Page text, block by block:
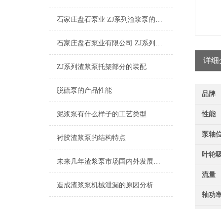
石家庄盘石泵业 ZJ系列渣浆泵的特点及其应用
石家庄盘石泵业有限公司 ZJ系列渣浆泵工作原理
ZJ系列渣浆泵托架部分的装配
脱硫泵的产品性能
泥浆泵有什么样子的工艺类型
衬胶渣浆泵的结构特点
未来几年渣浆泵市场国内外发展前景
造成渣浆泵机械泄漏的原因分析
详细
品牌
性能
泵轴
叶轮
流量
轴功